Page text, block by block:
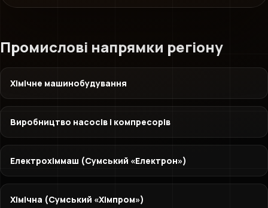
Промислові напрямки регіону
Хімічне машинобудування
Виробництво насосів і компресорів
Електрохіммаш (Сумський «Електрон»)
Хімічна (Сумський «Хімпром»)